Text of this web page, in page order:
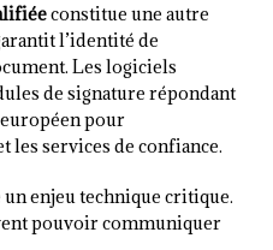
constitue une autre
l’identité de
Les logiciels
de signature répondant
pour
services de confiance.
enjeu technique critique.
pouvoir communiquer